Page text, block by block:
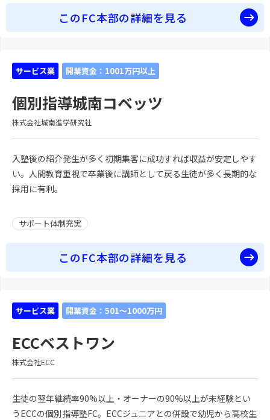
このFC本部の詳細を見る
サービス業 開業資金：1001万円以上
個別指導城南コベッツ
株式会社城南進学研究社
入塾後の紹介発生が多く初期集客に成功すれば収益が安定しやす
い。人間教育重視で卒業後に講師として戻る生徒が多く長期的な
採用に有利。
サポート体制充実
このFC本部の詳細を見る
サービス業 開業資金：501～1000万円
ECCベストワン
株式会社ECC
生徒の翌年継続率90%以上・オーナーの90%以上が未経験とい
うECCの個別指導塾FC。ECCジュニアとの併設で幼児から高校生